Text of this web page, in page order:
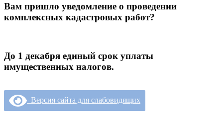
Вам пришло уведомление о проведении
комплексных кадастровых работ?
До 1 декабря единый срок уплаты
имущественных налогов.
Версия сайта для слабовидящих